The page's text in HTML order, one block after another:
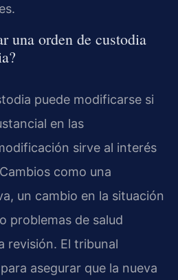
una orden de custodia
puede modificarse si
en las
sirve al interés
como una
un cambio en la situación
problemas de salud
revisión. El tribunal
asegurar que la nueva